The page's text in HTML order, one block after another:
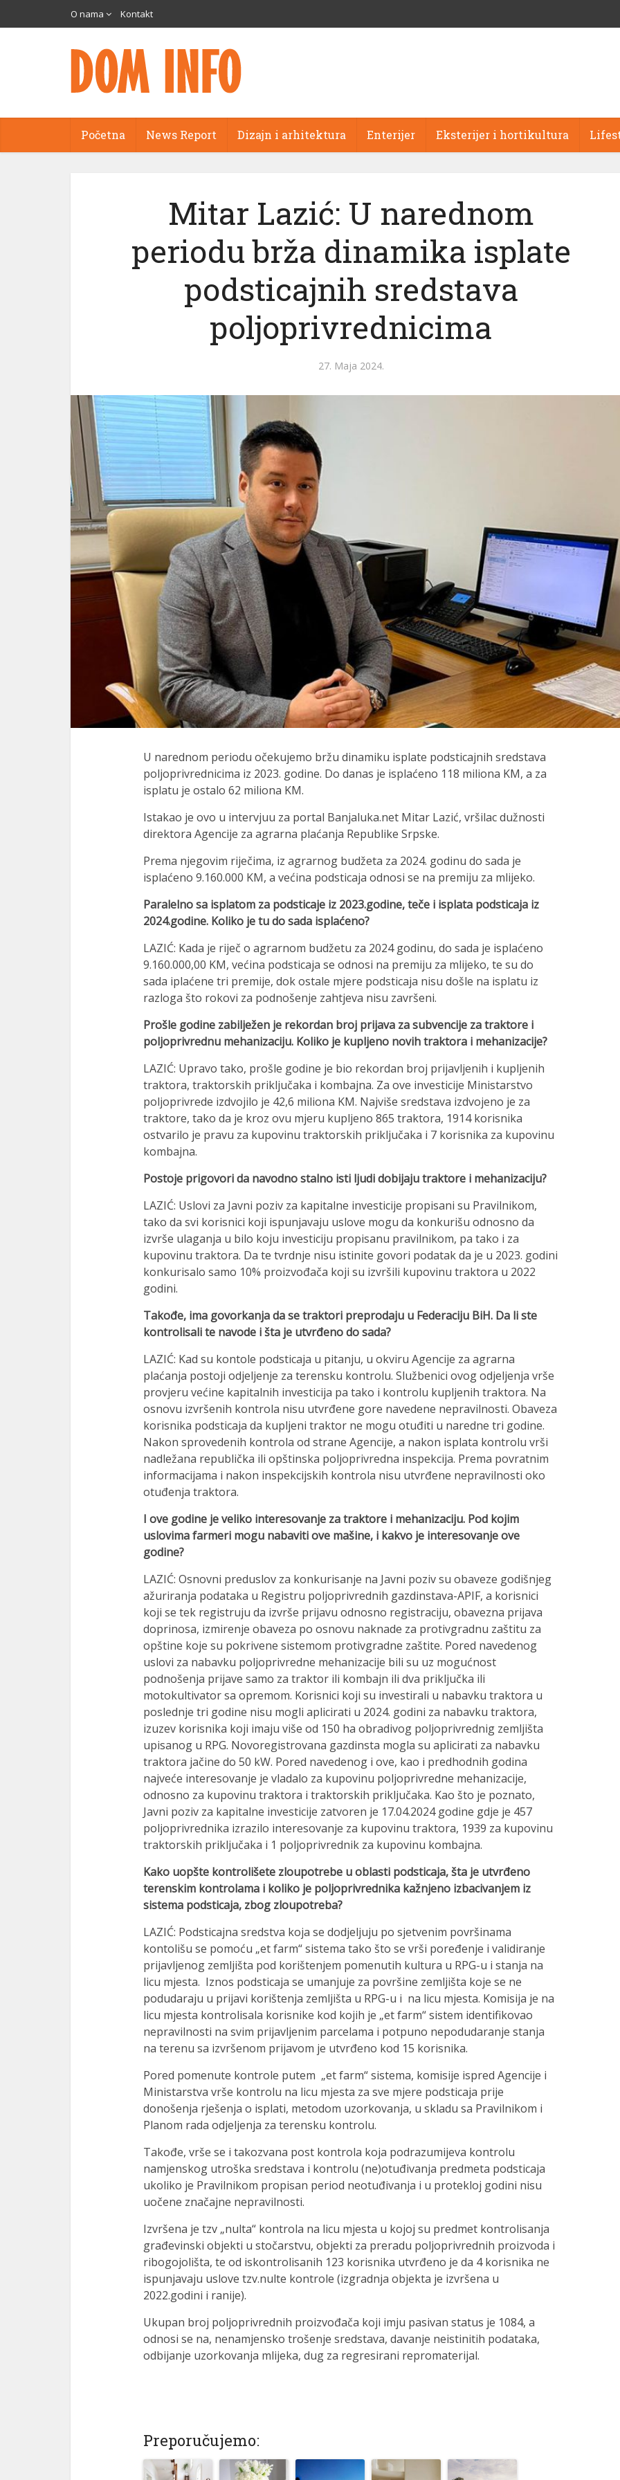
O nama Kontakt
Početna News Report Dizajn i arhitektura Enterijer Eksterijer i hortikultura
Mitar Lazić: U narednom
periodu brža dinamika isplate
podsticajnih sredstava
poljoprivrednicima
27. Maja 2024.
U narednom periodu očekujemo bržu dinamiku isplate podsticajnih sredstava
poljoprivrednicima iz 2023. godine. Do danas je isplaćeno 118 miliona KM, a za
isplatu je ostalo 62 miliona KM.
Istakao je ovo u intervjuu za portal Banjaluka.net Mitar Lazić, vršilac dužnosti
direktora Agencije za agrarna plaćanja Republike Srpske.
Prema njegovim riječima, iz agrarnog budžeta za 2024. godinu do sada je
isplaćeno 9.160.000 KM, a većina podsticaja odnosi se na premiju za mlijeko.
Paralelno sa isplatom za podsticaje iz 2023.godine, teče i isplata podsticaja iz
2024.godine. Koliko je tu do sada isplaćeno?
LAZIĆ: Kada je riječ o agrarnom budžetu za 2024 godinu, do sada je isplaćeno
9.160.000,00 KM, većina podsticaja se odnosi na premiju za mlijeko, te su do
sada iplaćene tri premije, dok ostale mjere podsticaja nisu došle na isplatu iz
razloga što rokovi za podnošenje zahtjeva nisu završeni.
Prošle godine zabilježen je rekordan broj prijava za subvencije za traktore i
poljoprivrednu mehanizaciju. Koliko je kupljeno novih traktora i mehanizacije?
LAZIĆ: Upravo tako, prošle godine je bio rekordan broj prijavljenih i kupljenih
traktora, traktorskih priključaka i kombajna. Za ove investicije Ministarstvo
poljoprivrede izdvojilo je 42,6 miliona KM. Najviše sredstava izdvojeno je za
traktore, tako da je kroz ovu mjeru kupljeno 865 traktora, 1914 korisnika
ostvarilo je pravu za kupovinu traktorskih priključaka i 7 korisnika za kupovinu
kombajna.
Postoje prigovori da navodno stalno isti ljudi dobijaju traktore i mehanizaciju?
LAZIĆ: Uslovi za Javni poziv za kapitalne investicije propisani su Pravilnikom,
tako da svi korisnici koji ispunjavaju uslove mogu da konkurišu odnosno da
izvrše ulaganja u bilo koju investiciju propisanu pravilnikom, pa tako i za
kupovinu traktora. Da te tvrdnje nisu istinite govori podatak da je u 2023. godini
konkurisalo samo 10% proizvođača koji su izvršili kupovinu traktora u 2022
godini.
Takođe, ima govorkanja da se traktori preprodaju u Federaciju BiH. Da li ste
kontrolisali te navode i šta je utvrđeno do sada?
LAZIĆ: Kad su kontole podsticaja u pitanju, u okviru Agencije za agrarna
plaćanja postoji odjeljenje za terensku kontrolu. Službenici ovog odjeljenja vrše
provjeru većine kapitalnih investicija pa tako i kontrolu kupljenih traktora. Na
osnovu izvršenih kontrola nisu utvrđene gore navedene nepravilnosti. Obaveza
korisnika podsticaja da kupljeni traktor ne mogu otuđiti u naredne tri godine.
Nakon sprovedenih kontrola od strane Agencije, a nakon isplata kontrolu vrši
nadležana republička ili opštinska poljoprivredna inspekcija. Prema povratnim
informacijama i nakon inspekcijskih kontrola nisu utvrđene nepravilnosti oko
otuđenja traktora.
I ove godine je veliko interesovanje za traktore i mehanizaciju. Pod kojim
uslovima farmeri mogu nabaviti ove mašine, i kakvo je interesovanje ove
godine?
LAZIĆ: Osnovni preduslov za konkurisanje na Javni poziv su obaveze godišnjeg
ažuriranja podataka u Registru poljoprivrednih gazdinstava-APIF, a korisnici
koji se tek registruju da izvrše prijavu odnosno registraciju, obavezna prijava
doprinosa, izmirenje obaveza po osnovu naknade za protivgradnu zaštitu za
opštine koje su pokrivene sistemom protivgradne zaštite. Pored navedenog
uslovi za nabavku poljoprivredne mehanizacije bili su uz mogućnost
podnošenja prijave samo za traktor ili kombajn ili dva priključka ili
motokultivator sa opremom. Korisnici koji su investirali u nabavku traktora u
poslednje tri godine nisu mogli aplicirati u 2024. godini za nabavku traktora,
izuzev korisnika koji imaju više od 150 ha obradivog poljoprivrednig zemljišta
upisanog u RPG. Novoregistrovana gazdinsta mogla su aplicirati za nabavku
traktora jačine do 50 kW. Pored navedenog i ove, kao i predhodnih godina
najveće interesovanje je vladalo za kupovinu poljoprivredne mehanizacije,
odnosno za kupovinu traktora i traktorskih priključaka. Kao što je poznato,
Javni poziv za kapitalne investicije zatvoren je 17.04.2024 godine gdje je 457
poljoprivrednika izrazilo interesovanje za kupovinu traktora, 1939 za kupovinu
traktorskih priključaka i 1 poljoprivrednik za kupovinu kombajna.
Kako uopšte kontrolišete zloupotrebe u oblasti podsticaja, šta je utvrđeno
terenskim kontrolama i koliko je poljoprivrednika kažnjeno izbacivanjem iz
sistema podsticaja, zbog zloupotreba?
LAZIĆ: Podsticajna sredstva koja se dodjeljuju po sjetvenim površinama
kontolišu se pomoću „et farm“ sistema tako što se vrši poređenje i validiranje
prijavljenog zemljišta pod korištenjem pomenutih kultura u RPG-u i stanja na
licu mjesta. Iznos podsticaja se umanjuje za površine zemljišta koje se ne
podudaraju u prijavi korištenja zemljišta u RPG-u i na licu mjesta. Komisija je na
licu mjesta kontrolisala korisnike kod kojih je „et farm“ sistem identifikovao
nepravilnosti na svim prijavljenim parcelama i potpuno nepodudaranje stanja
na terenu sa izvršenom prijavom je utvrđeno kod 15 korisnika.
Pored pomenute kontrole putem „et farm“ sistema, komisije ispred Agencije i
Ministarstva vrše kontrolu na licu mjesta za sve mjere podsticaja prije
donošenja rješenja o isplati, metodom uzorkovanja, u skladu sa Pravilnikom i
Planom rada odjeljenja za terensku kontrolu.
Takođe, vrše se i takozvana post kontrola koja podrazumijeva kontrolu
namjenskog utroška sredstava i kontrolu (ne)otuđivanja predmeta podsticaja
ukoliko je Pravilnikom propisan period neotuđivanja i u protekloj godini nisu
uočene značajne nepravilnosti.
Izvršena je tzv „nulta“ kontrola na licu mjesta u kojoj su predmet kontrolisanja
građevinski objekti u stočarstvu, objekti za preradu poljoprivrednih proizvoda i
ribogojolišta, te od iskontrolisanih 123 korisnika utvrđeno je da 4 korisnika ne
ispunjavaju uslove tzv.nulte kontrole (izgradnja objekta je izvršena u
2022.godini i ranije).
Ukupan broj poljoprivrednih proizvođača koji imju pasivan status je 1084, a
odnosi se na, nenamjensko trošenje sredstava, davanje neistinitih podataka,
odbijanje uzorkovanja mlijeka, dug za regresirani repromaterijal.
Preporučujemo: